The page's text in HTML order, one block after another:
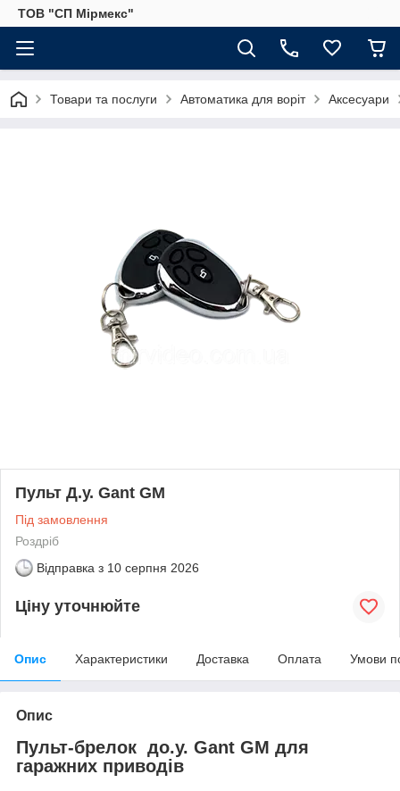
ТОВ "СП Мірмекс"
Товари та послуги Автоматика для воріт Аксесуари
Пульт Д.у. Gant GM
Під замовлення
Роздріб
Відправка з 10 серпня 2026
Ціну уточнюйте
Опис Характеристики Доставка Оплата Умови
Опис
Пульт-брелок до.у. Gant GM для
гаражних приводів